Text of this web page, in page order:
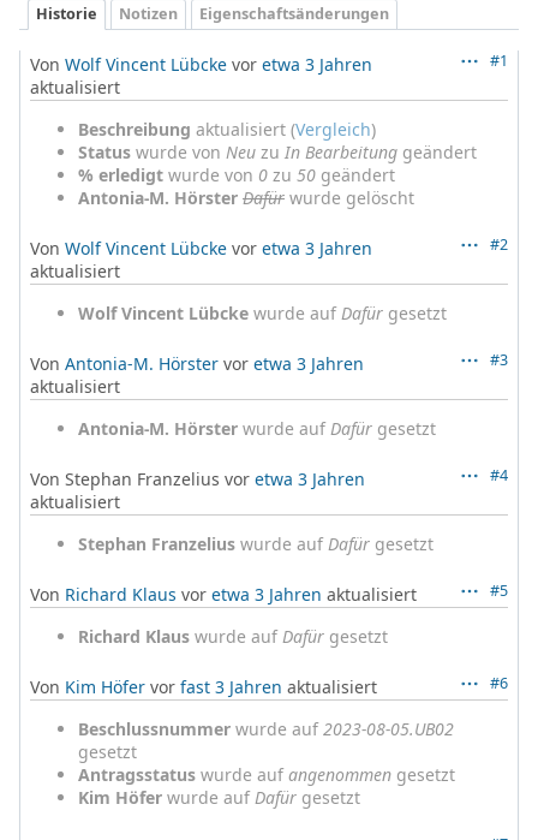
Historie Notizen Eigenschaftsänderungen
#1
Von Wolf Vincent Lübcke vor etwa 3 Jahren
aktualisiert
Beschreibung aktualisiert (Vergleich)
Status wurde von Neu zu In Bearbeitung geändert
% erledigt wurde von 0 zu 50 geändert
Antonia-M. Hörster Dafür wurde gelöscht
#2
Von Wolf Vincent Lübcke vor etwa 3 Jahren
aktualisiert
Wolf Vincent Lübcke wurde auf Dafür gesetzt
#3
Von Antonia-M. Hörster vor etwa 3 Jahren
aktualisiert
Antonia-M. Hörster wurde auf Dafür gesetzt
#4
Von Stephan Franzelius vor etwa 3 Jahren
aktualisiert
Stephan Franzelius wurde auf Dafür gesetzt
#5
Von Richard Klaus vor etwa 3 Jahren aktualisiert
Richard Klaus wurde auf Dafür gesetzt
#6
Von Kim Höfer vor fast 3 Jahren aktualisiert
Beschlussnummer wurde auf2023-08-05.UB02
gesetzt
Antragsstatus wurde aufangenommen gesetzt
Kim Höfer wurde auf Dafür gesetzt